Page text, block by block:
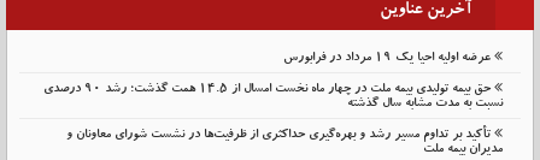
آخرین عناوین
عرضه اولیه احیا یک ۱۹ مرداد در فرابورس
حق بیمه تولیدی بیمه ملت در چهار ماه نخست امسال از 14.5 همت گذشت؛ رشد 90 درصدی
نسبت به مدت مشابه سال گذشته
تأکید بر تداوم مسیر رشد و بهره‌گیری حداکثری از ظرفیت‌ها در نشست شورای معاونان و
مدیران بیمه ملت